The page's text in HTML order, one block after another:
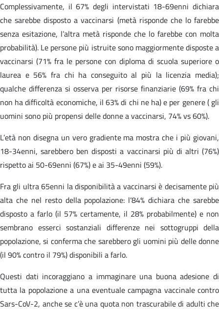
Complessivamente, il 67% degli intervistati 18-69enni dichiara
che sarebbe disposto a vaccinarsi (metà risponde che lo farebbe
senza esitazione, l’altra metà risponde che lo farebbe con molta
probabilità). Le persone più istruite sono maggiormente disposte a
vaccinarsi (71% fra le persone con diploma di scuola superiore o
laurea e 56% fra chi ha conseguito al più la licenzia media);
qualche differenza si osserva per risorse finanziarie (69% fra chi
non ha difficoltà economiche, il 63% di chi ne ha) e per genere ( gli
uomini sono più propensi delle donne a vaccinarsi, 74% vs 60%).
L’età non disegna un vero gradiente ma mostra che i più giovani,
18-34enni, sarebbero ben disposti a vaccinarsi più di altri (76%)
rispetto ai 50-69enni (67%) e ai 35-49enni (59%).
Fra gli ultra 65enni la disponibilità a vaccinarsi è decisamente più
alta che nel resto della popolazione: l’84% dichiara che sarebbe
disposto a farlo (il 57% certamente, il 28% probabilmente) e non
sembrano esserci sostanziali differenze nei sottogruppi della
popolazione, si conferma che sarebbero gli uomini più delle donne
(il 90% contro il 79%) disponibili a farlo.
Questi dati incoraggiano a immaginare una buona adesione di
tutta la popolazione a una eventuale campagna vaccinale contro
Sars-CoV-2, anche se c’è una quota non trascurabile di adulti che